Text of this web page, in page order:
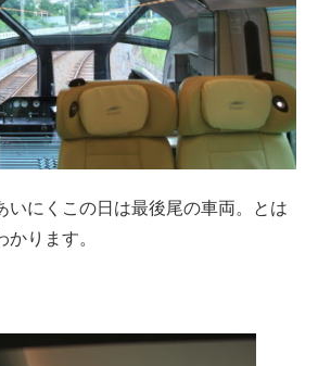
いにくこの日は最後尾の車両。とは
ります。